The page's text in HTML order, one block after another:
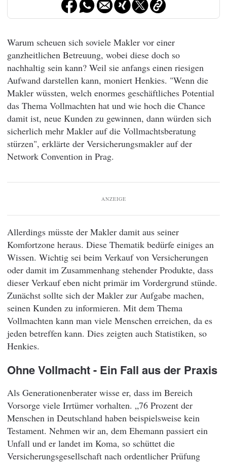
Warum scheuen sich soviele Makler vor einer
ganzheitlichen Betreuung, wobei diese doch so
nachhaltig sein kann? Weil sie anfangs einen riesigen
Aufwand darstellen kann, moniert Henkies. "Wenn die
Makler wüssten, welch enormes geschäftliches Potential
das Thema Vollmachten hat und wie hoch die Chance
damit ist, neue Kunden zu gewinnen, dann würden sich
sicherlich mehr Makler auf die Vollmachtsberatung
stürzen", erklärte der Versicherungsmakler auf der
Network Convention in Prag.
ANZEIGE
Allerdings müsste der Makler damit aus seiner
Komfortzone heraus. Diese Thematik bedürfe einiges an
Wissen. Wichtig sei beim Verkauf von Versicherungen
oder damit im Zusammenhang stehender Produkte, dass
dieser Verkauf eben nicht primär im Vordergrund stünde.
Zunächst sollte sich der Makler zur Aufgabe machen,
seinen Kunden zu informieren. Mit dem Thema
Vollmachten kann man viele Menschen erreichen, da es
jeden betreffen kann. Dies zeigten auch Statistiken, so
Henkies.
Ohne Vollmacht - Ein Fall aus der Praxis
Als Generationenberater wisse er, dass im Bereich
Vorsorge viele Irrtümer vorhalten. „76 Prozent der
Menschen in Deutschland haben beispielsweise kein
Testament. Nehmen wir an, dem Ehemann passiert ein
Unfall und er landet im Koma, so schüttet die
Versicherungsgesellschaft nach ordentlicher Prüfung